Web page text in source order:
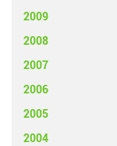
2009
2008
2007
2006
2005
2004